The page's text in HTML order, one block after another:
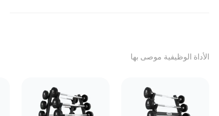
الأداة الوظيفية موصى بها